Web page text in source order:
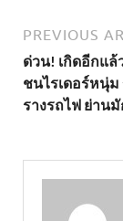
PREVIOUS
ด่วน! เกิดอีกแล้
ชนไรเดอร์หนุ่
รางรถไฟ ย่าน